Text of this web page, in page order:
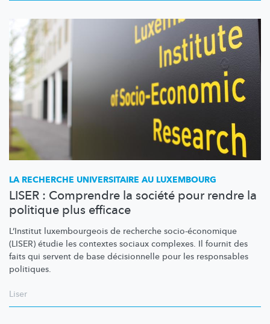
LA RECHERCHE UNIVERSITAIRE AU LUXEMBOURG
LISER : Comprendre la société pour rendre la
politique plus efficace
L’Institut luxembourgeois de recherche socio-économique
(LISER) étudie les contextes sociaux complexes. Il fournit des
faits qui servent de base décisionnelle pour les responsables
politiques.
Liser